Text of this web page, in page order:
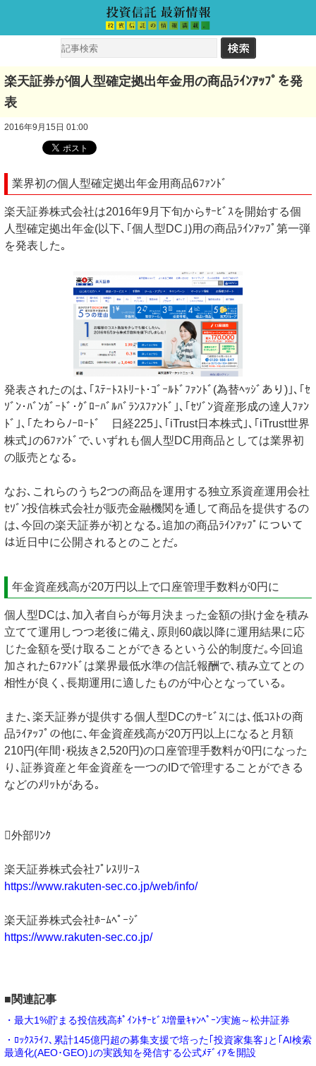
楽天証券が個人型確定拠出年金用の商品ﾗｲﾝｱｯﾌﾟを発
表
2016年9月15日 01:00
業界初の個人型確定拠出年金用商品6ﾌｧﾝﾄﾞ
楽天証券株式会社は2016年9月下旬からｻｰﾋﾞｽを開始する個
人型確定拠出年金(以下､｢個人型DC｣)用の商品ﾗｲﾝｱｯﾌﾟ第一弾
を発表した｡
発表されたのは､｢ｽﾃｰﾄｽﾄﾘｰﾄ･ｺﾞｰﾙﾄﾞﾌｧﾝﾄﾞ(為替ﾍｯｼﾞあり)｣､｢ｾ
ｿﾞﾝ･ﾊﾞﾝｶﾞｰﾄﾞ･ｸﾞﾛｰﾊﾞﾙﾊﾞﾗﾝｽﾌｧﾝﾄﾞ｣､｢ｾｿﾞﾝ資産形成の達人ﾌｧﾝ
ﾄﾞ｣､｢たわらﾉｰﾛｰﾄﾞ 日経225｣､｢iTrust日本株式｣､｢iTrust世界
株式｣の6ﾌｧﾝﾄﾞで､いずれも個人型DC用商品としては業界初
の販売となる｡
なお､これらのうち2つの商品を運用する独立系資産運用会社
ｾｿﾞﾝ投信株式会社が販売金融機関を通して商品を提供するの
は､今回の楽天証券が初となる｡追加の商品ﾗｲﾝｱｯﾌﾟについて
は近日中に公開されるとのことだ｡
年金資産残高が20万円以上で口座管理手数料が0円に
個人型DCは､加入者自らが毎月決まった金額の掛け金を積み
立てて運用しつつ老後に備え､原則60歳以降に運用結果に応
じた金額を受け取ることができるという公的制度だ｡今回追
加された6ﾌｧﾝﾄﾞは業界最低水準の信託報酬で､積み立てとの
相性が良く､長期運用に適したものが中心となっている｡
また､楽天証券が提供する個人型DCのｻｰﾋﾞｽには､低ｺｽﾄの商
品ﾗｲｱｯﾌﾟの他に､年金資産残高が20万円以上になると月額
210円(年間･税抜き2,520円)の口座管理手数料が0円になった
り､証券資産と年金資産を一つのIDで管理することができる
などのﾒﾘｯﾄがある｡
外部ﾘﾝｸ
楽天証券株式会社ﾌﾟﾚｽﾘﾘｰｽ
https://www.rakuten-sec.co.jp/web/info/
楽天証券株式会社ﾎｰﾑﾍﾟｰｼﾞ
https://www.rakuten-sec.co.jp/
■関連記事
・最大1%貯まる投信残高ﾎﾟｲﾝﾄｻｰﾋﾞｽ増量ｷｬﾝﾍﾟｰﾝ実施～松井証券
・ﾛｯｸｽﾗｲﾌ､累計145億円超の募集支援で培った｢投資家集客｣と｢AI検索
最適化(AEO･GEO)｣の実践知を発信する公式ﾒﾃﾞｨｱを開設